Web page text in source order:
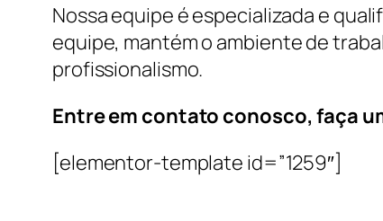
Nossa equipe é especializada e
equipe, mantém o ambiente de
profissionalismo.
Entre em contato conosco, faça
[elementor-template id=”1259″]